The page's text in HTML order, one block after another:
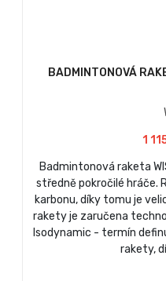
BADMINTONOVÁ
1
Badmintonová raketa
středně pokročilé hráče.
karbonu, díky tomu je
rakety je zaručena
Isodynamic - termín
rakety,